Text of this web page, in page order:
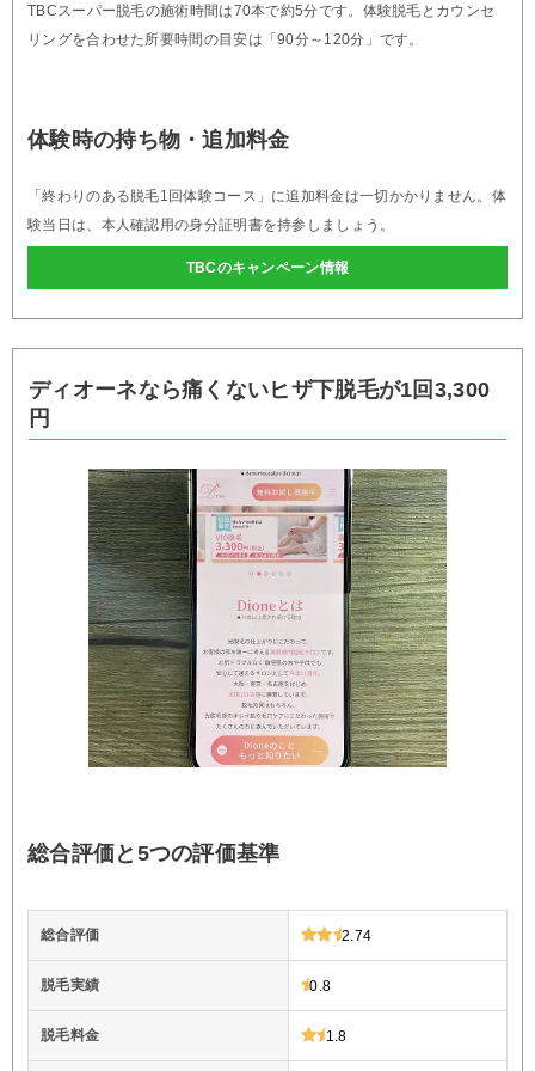
TBCスーパー脱毛の施術時間は70本で約5分です。体験脱毛とカウンセ
リングを合わせた所要時間の目安は「90分～120分」です。
体験時の持ち物・追加料金
「終わりのある脱毛1回体験コース」に追加料金は一切かかりません。体
験当日は、本人確認用の身分証明書を持参しましょう。
TBCのキャンペーン情報
ディオーネなら痛くないヒザ下脱毛が1回3,300
円
総合評価と5つの評価基準
総合評価 2.74
脱毛実績 0.8
脱毛料金 1.8